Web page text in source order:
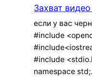
Захват
если у вас
#include
#include
namespace